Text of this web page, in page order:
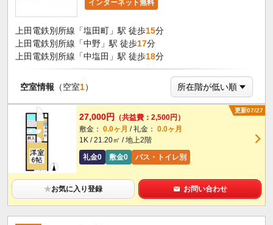
インターネット無料
上田電鉄別所線「塩田町」駅 徒歩15分
上田電鉄別所線「中野」駅 徒歩17分
上田電鉄別所線「中塩田」駅 徒歩18分
空室情報 （空室1）
更新07/27
27,000円
（共益費：2,500円）
敷金： 0.0ヶ月 / 礼金： 0.0ヶ月
1K / 21.20㎡ / 地上2階
礼金0
敷金0 バス・トイレ別
★お気に入り登録 お問い合わせ